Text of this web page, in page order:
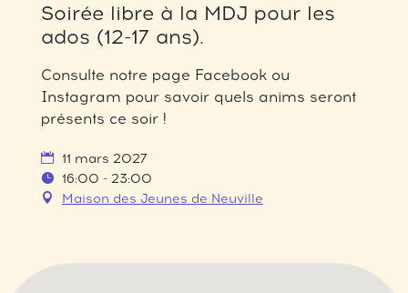
Soirée libre à la MDJ pour les
ados (12-17 ans).
Consulte notre page Facebook ou
Instagram pour savoir quels anims seront
présents ce soir !
11 mars 2027
16:00 - 23:00
Maison des Jeunes de Neuville